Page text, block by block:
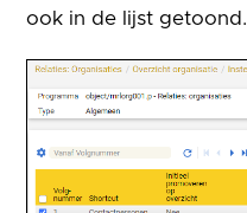
ook in de lijst getoond.